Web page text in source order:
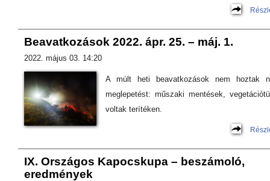
Beavatkozások 2022. ápr. 25. – máj. 1.
2022. május 03. 14:20
A múlt heti beavatkozások nem hoztak
meglepetést: műszaki mentések,
voltak terítéken.
IX. Országos Kapocskupa – beszámoló,
eredmények